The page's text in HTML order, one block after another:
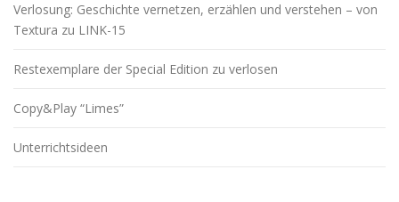
Verlosung: Geschichte vernetzen, erzählen und verstehen – von
Textura zu LINK-15
Restexemplare der Special Edition zu verlosen
Copy&Play “Limes”
Unterrichtsideen